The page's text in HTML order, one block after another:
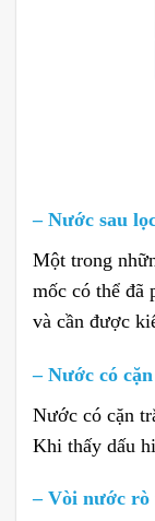
– Nước sau
Một trong
mốc có thể đã
và cần được
– Nước có
Nước có cặn
Khi thấy dấu
– Vòi nước rò